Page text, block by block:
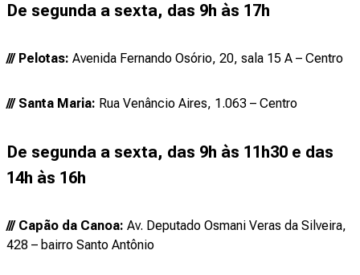
De segunda a sexta, das 9h às 17h
/// Pelotas: Avenida Fernando Osório, 20, sala 15 A – Centro
/// Santa Maria: Rua Venâncio Aires, 1.063 – Centro
De segunda a sexta, das 9h às 11h30 e das
14h às 16h
/// Capão da Canoa: Av. Deputado Osmani Veras da Silveira,
428 – bairro Santo Antônio